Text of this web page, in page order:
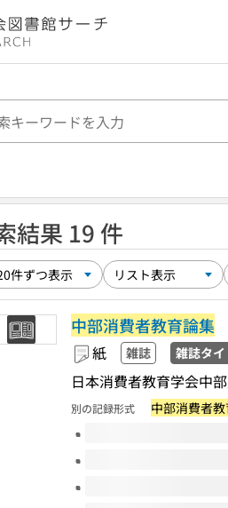
結果 19 件
中部消費者教育論集
紙 雑誌 雑誌タ
日本消費者教育学会中
別の記録形式 中部消費者
このタイトルの巻号